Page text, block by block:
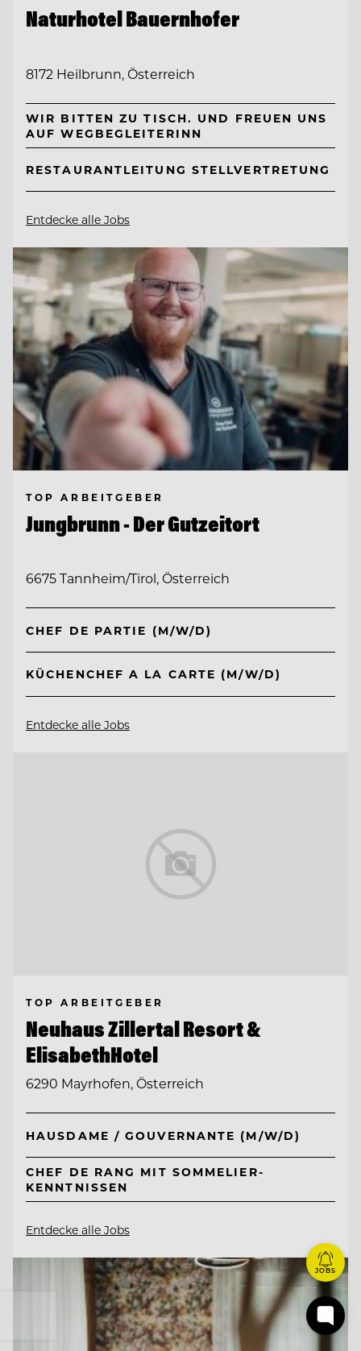
Naturhotel Bauernhofer
8172 Heilbrunn, Österreich
WIR BITTEN ZU TISCH. UND FREUEN UNS
AUF WEGBEGLEITERINN
RESTAURANTLEITUNG STELLVERTRETUNG
Entdecke alle Jobs
TOP ARBEITGEBER
Jungbrunn - Der Gutzeitort
6675 Tannheim/Tirol, Österreich
CHEF DE PARTIE (M/W/D)
KÜCHENCHEF A LA CARTE (M/W/D)
Entdecke alle Jobs
TOP ARBEITGEBER
Neuhaus Zillertal Resort &
ElisabethHotel
6290 Mayrhofen, Österreich
HAUSDAME / GOUVERNANTE (M/W/D)
CHEF DE RANG MIT SOMMELIER-
KENNTNISSEN
Entdecke alle Jobs
JOBS